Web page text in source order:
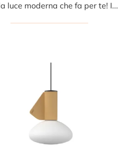
Ecco la luce moderna che fa per te! Il modello Ghost Sospensione è una delle nostre lampade a sospensione di Midj.